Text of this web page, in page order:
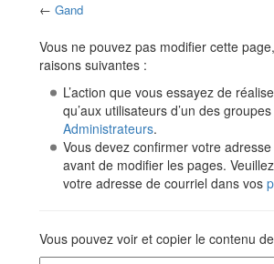
← Gand
Vous ne pouvez pas modifier cette
raisons suivantes :
L’action que vous essayez de
qu’aux utilisateurs d’un des groupes
Administrateurs.
Vous devez confirmer votre
avant de modifier les pages.
votre adresse de courriel dans vos
Vous pouvez voir et copier le contenu